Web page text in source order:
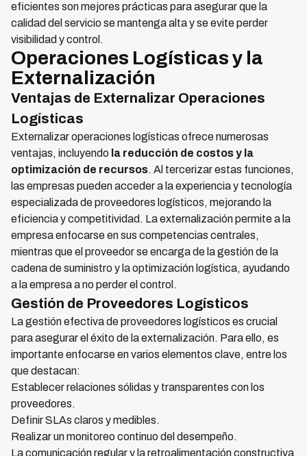
eficientes son mejores prácticas para asegurar que la
calidad del servicio se mantenga alta y se evite perder
visibilidad y control.
Operaciones Logísticas y la
Externalización
Ventajas de Externalizar Operaciones
Logísticas
Externalizar operaciones logísticas ofrece numerosas
ventajas, incluyendo la reducción de costos y la
optimización de recursos. Al tercerizar estas funciones,
las empresas pueden acceder a la experiencia y tecnología
especializada de proveedores logísticos, mejorando la
eficiencia y competitividad. La externalización permite a la
empresa enfocarse en sus competencias centrales,
mientras que el proveedor se encarga de la gestión de la
cadena de suministro y la optimización logística, ayudando
a la empresa a no perder el control.
Gestión de Proveedores Logísticos
La gestión efectiva de proveedores logísticos es crucial
para asegurar el éxito de la externalización. Para ello, es
importante enfocarse en varios elementos clave, entre los
que destacan:
Establecer relaciones sólidas y transparentes con los
proveedores.
Definir SLAs claros y medibles.
Realizar un monitoreo continuo del desempeño.
La comunicación regular y la retroalimentación constructiva